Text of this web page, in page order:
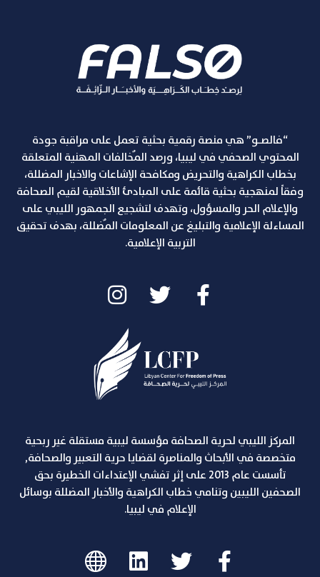
“فالصـو” هي منصة رقمية بحثية تعمل على مراقبة جودة
المحتوي الصحفي في ليبيا، ورصد المٌخالفات المهنية المتعلقة
بخطاب الكراهية والتحريض ومكافحة الإشاعات والاخبار المضللة،
وفقاً لمنهجية بحثية قائمة على المبادئ الأخلاقية لقيم الصحافة
والإعلام الحر والمسؤول، وتهدف لتشجيع الجمهور الليبي على
المساءلة الإعلامية والتبليغ عن المعلومات المٌضللة، بهدف تحقيق
التربية الإعلامية.
المركز الليبي لحرية الصحافة مؤسسة ليبية مستقلة غير ربحية
متخصصة في الأبحاث والمناصرة لقضايا حرية التعبير والصحافة,
تأسست عام 2013 على إثر تفشي الإعتداءات الخطيرة بحق
الصحفين الليبين وتنامي خطاب الكراهية والأخبار المضللة بوسائل
الإعلام في ليبيا.